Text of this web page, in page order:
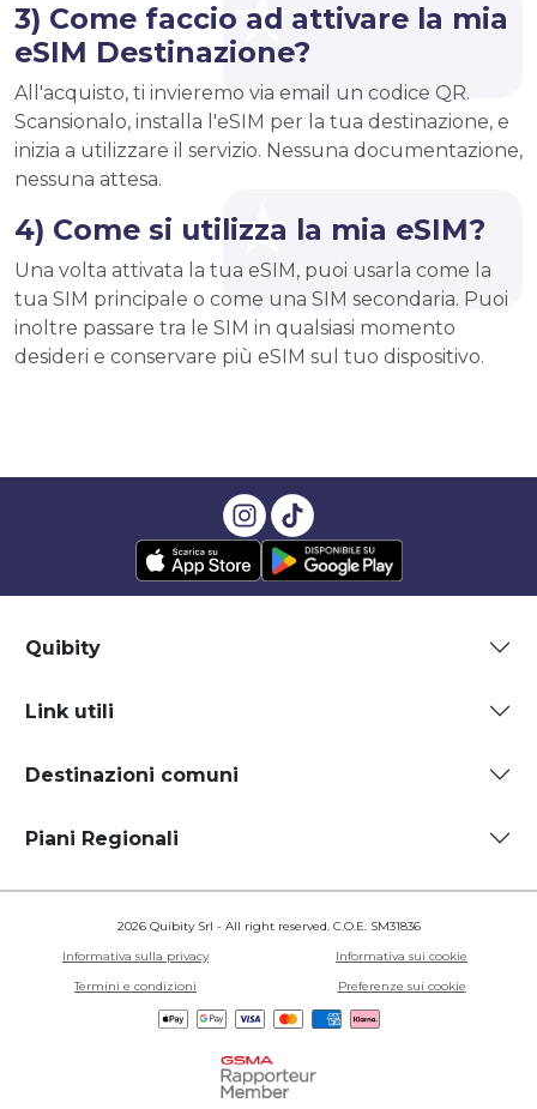
3) Come faccio ad attivare la mia
eSIM Destinazione?
All'acquisto, ti invieremo via email un codice QR.
Scansionalo, installa l'eSIM per la tua destinazione, e
inizia a utilizzare il servizio. Nessuna documentazione,
nessuna attesa.
4) Come si utilizza la mia eSIM?
Una volta attivata la tua eSIM, puoi usarla come la
tua SIM principale o come una SIM secondaria. Puoi
inoltre passare tra le SIM in qualsiasi momento
desideri e conservare più eSIM sul tuo dispositivo.
Quibity
Link utili
Destinazioni comuni
Piani Regionali
2026 Quibity Srl - All right reserved. C.O.E. SM31836
Informativa sulla privacy
Informativa sui cookie
Termini e condizioni
Preferenze sui cookie